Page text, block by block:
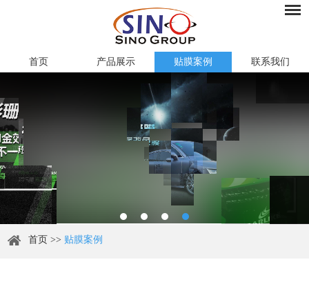
首页 产品展示 贴膜案例 联系我们
首页 >> 贴膜案例